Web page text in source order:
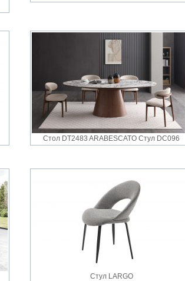
Стол DT2483 ARABESCATO Стул DC096
Стул LARGO